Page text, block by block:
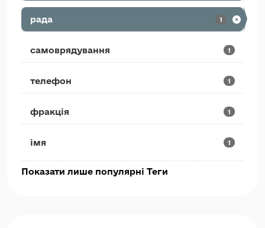
рада 1
самоврядування 1
телефон 1
фракція 1
імя 1
Показати лише популярні Теги